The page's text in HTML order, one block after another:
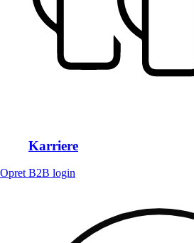
Karriere
Opret B2B login